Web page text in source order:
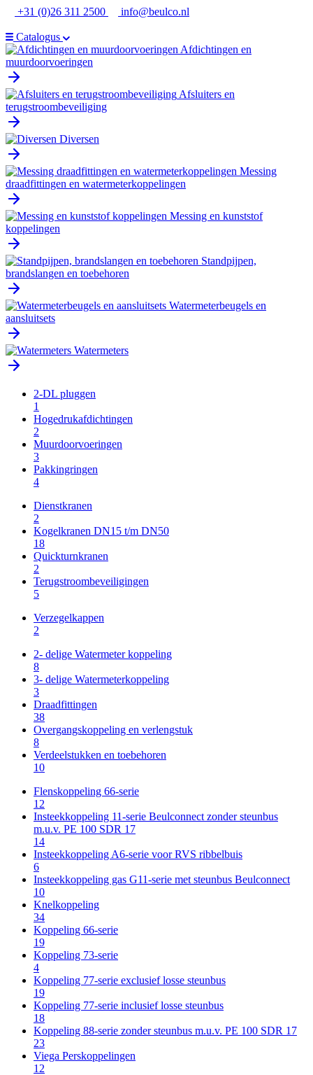
Ga
de
inhoud
+31 (0)26 311 2500 info@beulco.nl
Catalogus
Afdichtingen en
muurdoorvoeringen
Afsluiters en
terugstroombeveiliging
Diversen
Messing
draadfittingen en watermeterkoppelingen
Messing en kunststof
koppelingen
Standpijpen,
brandslangen en toebehoren
Watermeterbeugels en
aansluitsets
Watermeters
2-DL pluggen
1
Hogedrukafdichtingen
2
Muurdoorvoeringen
3
Pakkingringen
4
Dienstkranen
2
Kogelkranen DN15 t/m DN50
18
Quickturnkranen
2
Terugstroombeveiligingen
5
Verzegelkappen
2
2- delige Watermeter koppeling
8
3- delige Watermeterkoppeling
3
Draadfittingen
38
Overgangskoppeling en verlengstuk
8
Verdeelstukken en toebehoren
10
Flenskoppeling 66-serie
12
Insteekkoppeling 11-serie Beulconnect zonder steunbus
m.u.v. PE 100 SDR 17
14
Insteekkoppeling A6-serie voor RVS ribbelbuis
6
Insteekkoppeling gas G11-serie met steunbus Beulconnect
10
Knelkoppeling
34
Koppeling 66-serie
19
Koppeling 73-serie
4
Koppeling 77-serie exclusief losse steunbus
19
Koppeling 77-serie inclusief losse steunbus
18
Koppeling 88-serie zonder steunbus m.u.v. PE 100 SDR 17
23
Viega Perskoppelingen
12